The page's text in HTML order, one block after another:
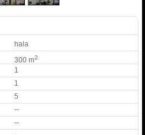
hala
300 m2
1
1
5
--
--